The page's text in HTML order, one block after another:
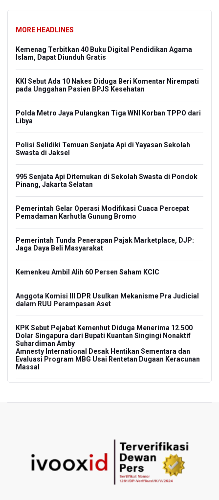
MORE HEADLINES
Kemenag Terbitkan 40 Buku Digital Pendidikan Agama
Islam, Dapat Diunduh Gratis
KKI Sebut Ada 10 Nakes Diduga Beri Komentar Nirempati
pada Unggahan Pasien BPJS Kesehatan
Polda Metro Jaya Pulangkan Tiga WNI Korban TPPO dari
Libya
Polisi Selidiki Temuan Senjata Api di Yayasan Sekolah
Swasta di Jaksel
995 Senjata Api Ditemukan di Sekolah Swasta di Pondok
Pinang, Jakarta Selatan
Pemerintah Gelar Operasi Modifikasi Cuaca Percepat
Pemadaman Karhutla Gunung Bromo
Pemerintah Tunda Penerapan Pajak Marketplace, DJP:
Jaga Daya Beli Masyarakat
Kemenkeu Ambil Alih 60 Persen Saham KCIC
Anggota Komisi III DPR Usulkan Mekanisme Pra Judicial
dalam RUU Perampasan Aset
KPK Sebut Pejabat Kemenhut Diduga Menerima 12.500
Dolar Singapura dari Bupati Kuantan Singingi Nonaktif
Suhardiman Amby
Amnesty International Desak Hentikan Sementara dan
Evaluasi Program MBG Usai Rentetan Dugaan Keracunan
Massal
DPR Pastikan Tak Ada Surpres Pergantian Kapolri
Pemerintah Tambah Penempatan Dana SAL di Himbara